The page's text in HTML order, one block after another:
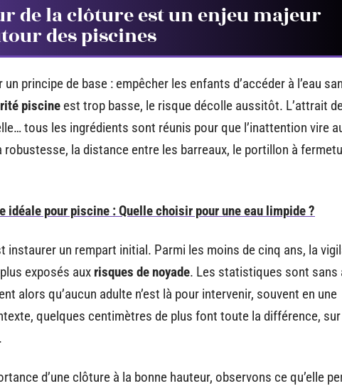
de la clôture est un enjeu majeur
des piscines
principe de base : empêcher les enfants d’accéder à l’eau
piscine est trop basse, le risque décolle aussitôt. L’attrait
tous les ingrédients sont réunis pour que l’inattention vire
robustesse, la distance entre les barreaux, le portillon à
idéale pour piscine : Quelle choisir pour une eau limpide ?
instaurer un rempart initial. Parmi les moins de cinq ans, la
exposés aux risques de noyade. Les statistiques sont sans
alors qu’aucun adulte n’est là pour intervenir, souvent en une
quelques centimètres de plus font toute la différence,
d’une clôture à la bonne hauteur, observons ce qu’elle